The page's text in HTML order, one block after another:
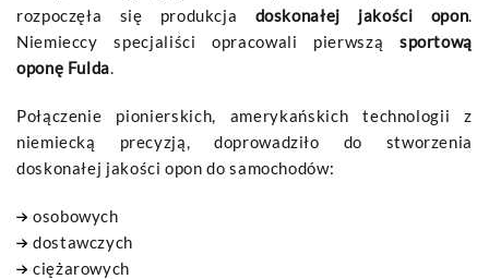
rozpoczęła się produkcja doskonałej jakości opon.
Niemieccy specjaliści opracowali pierwszą sportową
oponę Fulda.
Połączenie pionierskich, amerykańskich technologii z
niemiecką precyzją, doprowadziło do stworzenia
doskonałej jakości opon do samochodów:
osobowych
dostawczych
ciężarowych